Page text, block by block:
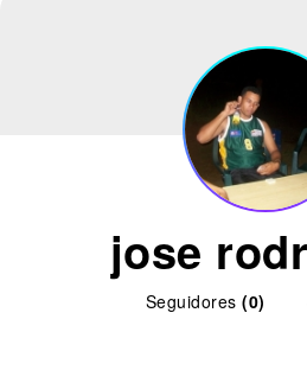
jose
Seguidores (0)